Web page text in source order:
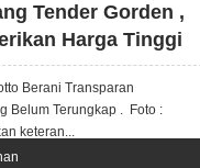
Tender Gorden ,
Harga Tinggi
Berani Transparan
Belum Terungkap . Foto :
keteran...